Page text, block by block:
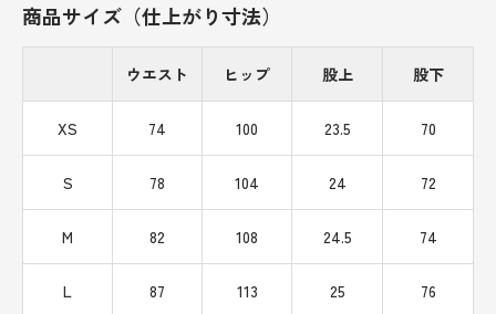
商品サイズ（仕上がり寸法）
ウエスト ヒップ 股上 股下
XS 74 100 23.5 70
S 78 104 24 72
M 82 108 24.5 74
L 87 113 25 76